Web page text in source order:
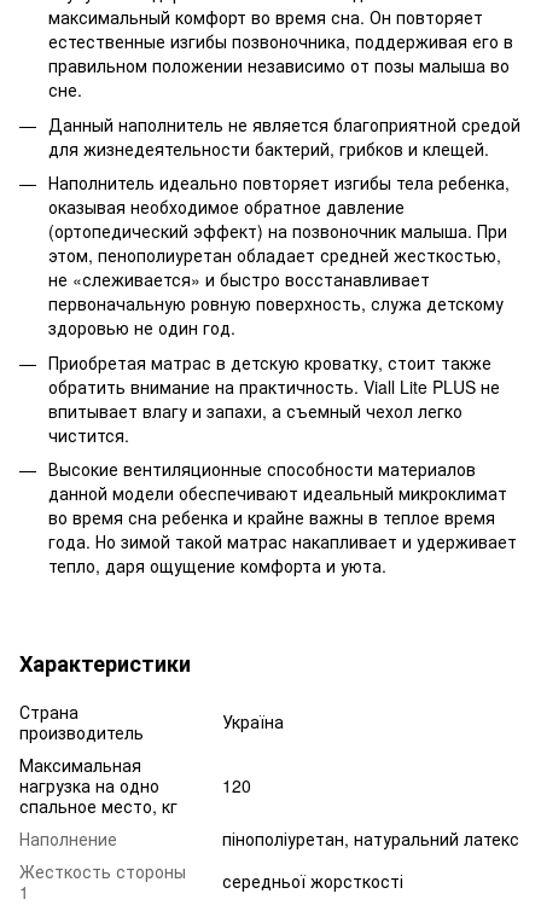
максимальный комфорт во время сна. Он повторяет
естественные изгибы позвоночника, поддерживая его в
правильном положении независимо от позы малыша во
сне.
Данный наполнитель не является благоприятной средой
для жизнедеятельности бактерий, грибков и клещей.
Наполнитель идеально повторяет изгибы тела ребенка,
оказывая необходимое обратное давление
(ортопедический эффект) на позвоночник малыша. При
этом, пенополиуретан обладает средней жесткостью,
не «слеживается» и быстро восстанавливает
первоначальную ровную поверхность, служа детскому
здоровью не один год.
Приобретая матрас в детскую кроватку, стоит также
обратить внимание на практичность. Viall Lite PLUS не
впитывает влагу и запахи, а съемный чехол легко
чистится.
Высокие вентиляционные способности материалов
данной модели обеспечивают идеальный микроклимат
во время сна ребенка и крайне важны в теплое время
года. Но зимой такой матрас накапливает и удерживает
тепло, даря ощущение комфорта и уюта.
Характеристики
Страна
производитель
Україна
Максимальная
нагрузка на одно
спальное место, кг
120
Наполнение
пінополіуретан, натуральний латекс
Жесткость стороны
1
середньої жорсткості